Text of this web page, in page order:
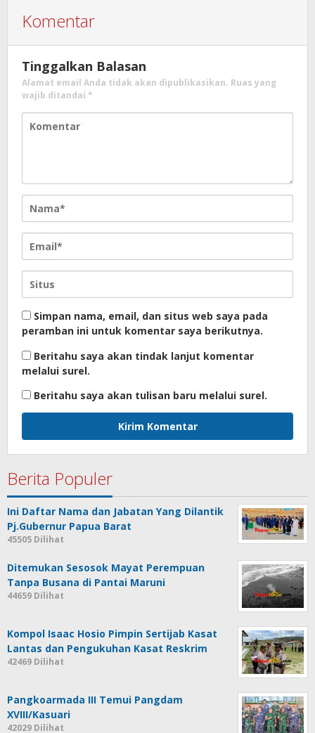
Komentar
Tinggalkan Balasan
Alamat email Anda tidak akan dipublikasikan. Ruas yang
wajib ditandai *
Simpan nama, email, dan situs web saya pada
peramban ini untuk komentar saya berikutnya.
Beritahu saya akan tindak lanjut komentar
melalui surel.
Beritahu saya akan tulisan baru melalui surel.
Berita Populer
Ini Daftar Nama dan Jabatan Yang Dilantik
Pj.Gubernur Papua Barat
45505 Dilihat
Ditemukan Sesosok Mayat Perempuan
Tanpa Busana di Pantai Maruni
44659 Dilihat
Kompol Isaac Hosio Pimpin Sertijab Kasat
Lantas dan Pengukuhan Kasat Reskrim
42469 Dilihat
Pangkoarmada III Temui Pangdam
XVIII/Kasuari
42029 Dilihat